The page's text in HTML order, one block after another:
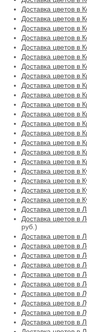
Доставка цветов в
Доставка цветов в
Доставка цветов в
Доставка цветов в
Доставка цветов в
Доставка цветов в
Доставка цветов в
Доставка цветов в
Доставка цветов в
Доставка цветов в
Доставка цветов в
Доставка цветов в
Доставка цветов в
Доставка цветов в
Доставка цветов в
Доставка цветов в
Доставка цветов в
Доставка цветов в
Доставка цветов в
Доставка цветов в
Доставка цветов в
Доставка цветов в
Доставка цветов в
руб.)
Доставка цветов в
Доставка цветов в
Доставка цветов в
Доставка цветов в
Доставка цветов в
Доставка цветов в
Доставка цветов в
Доставка цветов в
Доставка цветов в
Доставка цветов в